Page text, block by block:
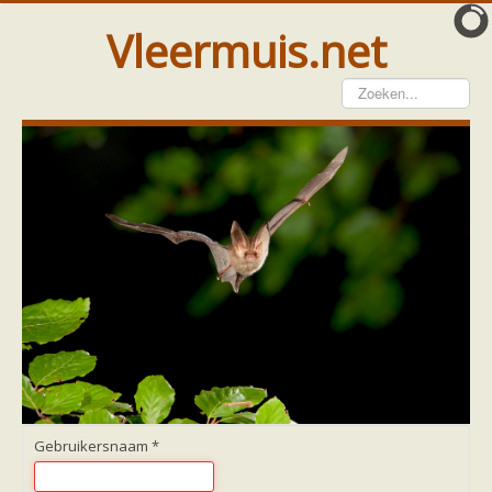
Vleermuis.net
Vleermuis gezien
Waarneming doorgeven
Wat doen wij met meldingen
Telinstructie
Waarnemingen doorgeven elders
Hulp
Vleermuis gevonden
Vanginstructie
Hulp per email
Hulp per provincie
Drenthe
Groningen
Home
Gebruikersnaam *